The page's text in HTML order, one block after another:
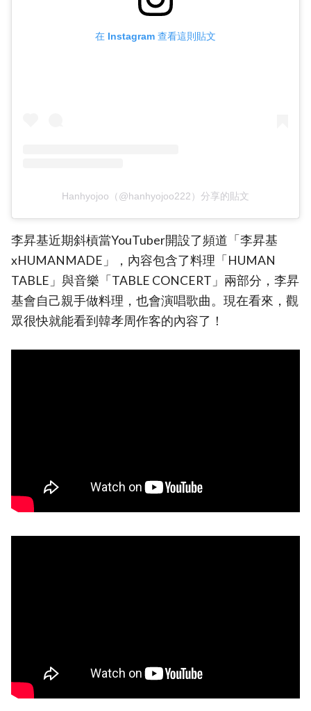
在 Instagram 查看這則貼文
Hanhyojoo（@hanhyojoo222）分享的貼文
李昇基近期斜槓當YouTuber開設了頻道「李昇基
xHUMANMADE」，內容包含了料理「HUMAN
TABLE」與音樂「TABLE CONCERT」兩部分，李昇
基會自己親手做料理，也會演唱歌曲。現在看來，觀
眾很快就能看到韓孝周作客的內容了！